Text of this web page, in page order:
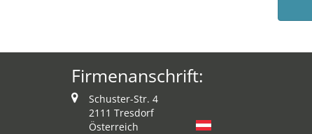
Firmenanschrift:
Schuster-Str. 4
2111 Tresdorf
Österreich